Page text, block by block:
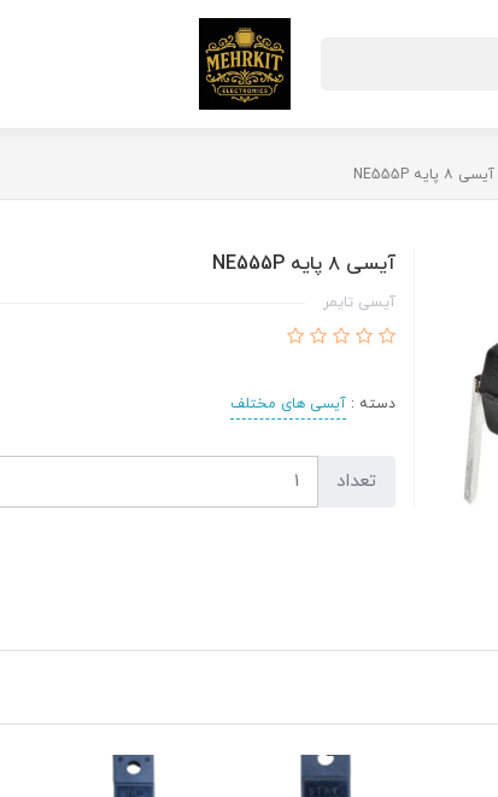
آیسی ۸ پایه NE555P
آیسی ۸ پایه NE555P
آیسی تایمر
دسته :آیسی های مختلف
تعداد